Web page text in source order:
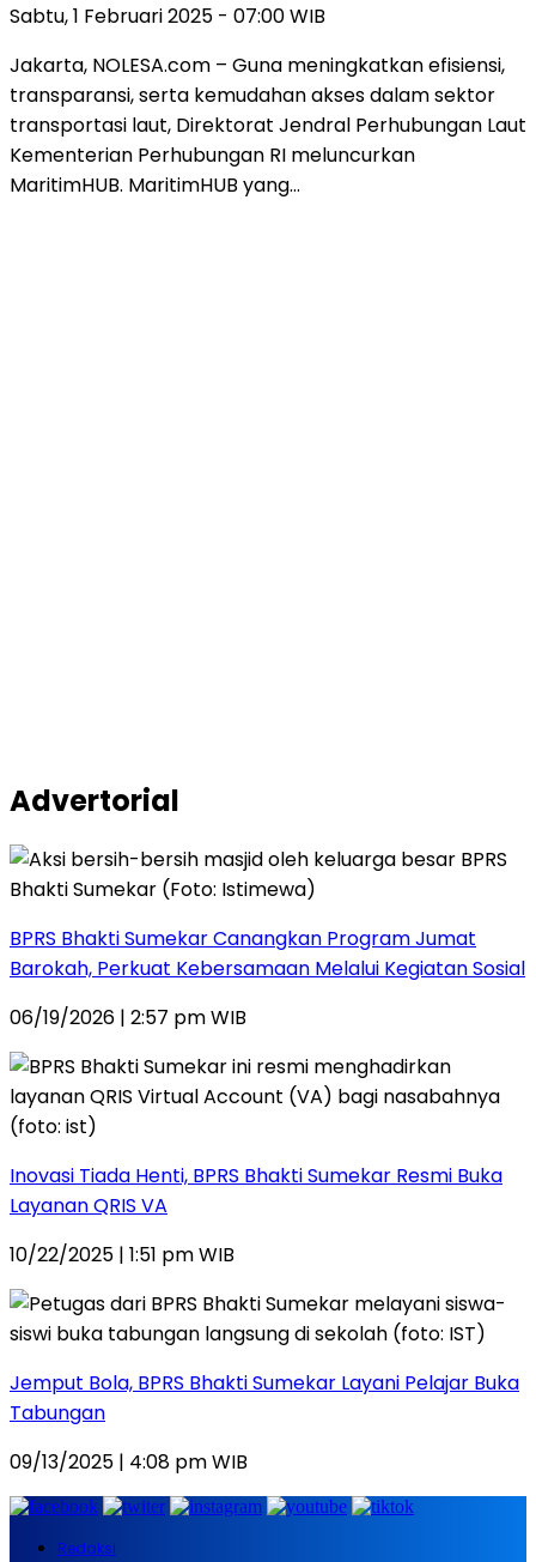
Sabtu, 1 Februari 2025 - 07:00 WIB
Jakarta, NOLESA.com – Guna meningkatkan efisiensi,
transparansi, serta kemudahan akses dalam sektor
transportasi laut, Direktorat Jendral Perhubungan Laut
Kementerian Perhubungan RI meluncurkan
MaritimHUB. MaritimHUB yang…
Advertorial
BPRS Bhakti Sumekar Canangkan Program Jumat
Barokah, Perkuat Kebersamaan Melalui Kegiatan Sosial
06/19/2026 | 2:57 pm WIB
Inovasi Tiada Henti, BPRS Bhakti Sumekar Resmi Buka
Layanan QRIS VA
10/22/2025 | 1:51 pm WIB
Jemput Bola, BPRS Bhakti Sumekar Layani Pelajar Buka
Tabungan
09/13/2025 | 4:08 pm WIB
Redaksi